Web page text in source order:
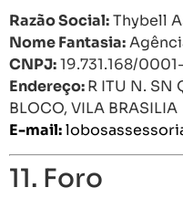
Razão Social:Thybell
Nome Fantasia:
CNPJ:19.731.168/
Endereço:R ITU N. SN
BLOCO, VILA BRASILIA
E-mail:
11. Foro